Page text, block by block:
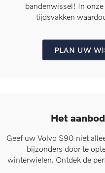
bandenwissel! In
tijdsvakken
PLAN UW
Het
Geef uw Volvo S90 niet
bijzonders door te
winterwielen. Ontdek de